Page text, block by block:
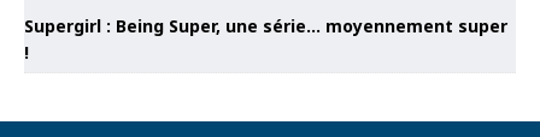
Supergirl : Being Super, une série… moyennement super
!